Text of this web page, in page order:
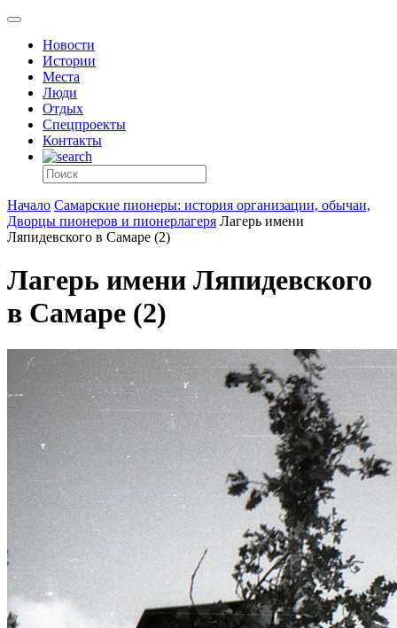
Новости
Истории
Места
Люди
Отдых
Спецпроекты
Контакты
Начало Самарские пионеры: история организации, обычаи,
Дворцы пионеров и пионерлагеря Лагерь имени
Ляпидевского в Самаре (2)
Лагерь имени Ляпидевского
в Самаре (2)